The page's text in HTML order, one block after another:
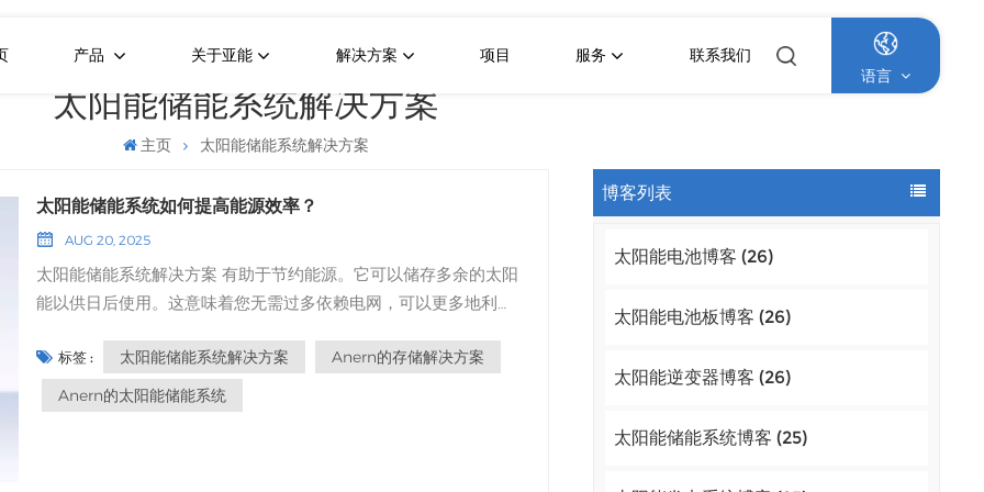
产品 关于亚能 解决方案 项目 服务
联系我们
语言
English
Français
太阳能储能系统解决方案
主页 太阳能储能系统解决方案
博客列表
太阳能电池博客 (26)
太阳能电池板博客 (26)
太阳能逆变器博客 (26)
太阳能储能系统博客 (25)
太阳能储能系统如何提高能源效率？
AUG 20, 2025
太阳能储能系统解决方案 有助于节约能源。它可以储存多余的太阳
能以供日后使用。这意味着您无需过多依赖电网，可以更多地利用
好，适合家庭和商业场所使用。 要点总结 太阳能储能系统能帮您
省钱。它可以储存多余的太阳能，供以后使用。您可以在夜间或需
要更多电力时使用这些能源。这不仅能降低您的电费，还能帮助您
标签 : 太阳能储能系统解决方案
Anern的存储解决方案
Anern的太阳能储能系统